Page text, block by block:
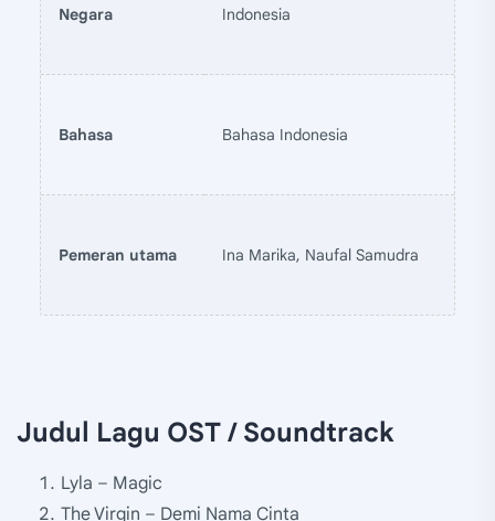
Negara Indonesia
Bahasa Bahasa Indonesia
Pemeran utama Ina Marika, Naufal Samudra
Judul Lagu OST / Soundtrack
Lyla – Magic
The Virgin – Demi Nama Cinta